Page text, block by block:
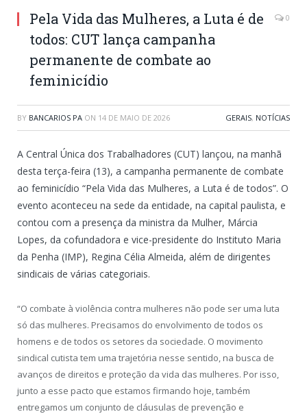
Pela Vida das Mulheres, a Luta é de
todos: CUT lança campanha
permanente de combate ao
feminicídio
0
BY BANCARIOS PA ON 14 DE MAIO DE 2026 GERAIS, NOTÍCIAS
A Central Única dos Trabalhadores (CUT) lançou, na manhã
desta terça-feira (13), a campanha permanente de combate
ao feminicídio “Pela Vida das Mulheres, a Luta é de todos”. O
evento aconteceu na sede da entidade, na capital paulista, e
contou com a presença da ministra da Mulher, Márcia
Lopes, da cofundadora e vice-presidente do Instituto Maria
da Penha (IMP), Regina Célia Almeida, além de dirigentes
sindicais de várias categoriais.
“O combate à violência contra mulheres não pode ser uma luta
só das mulheres. Precisamos do envolvimento de todos os
homens e de todos os setores da sociedade. O movimento
sindical cutista tem uma trajetória nesse sentido, na busca de
avanços de direitos e proteção da vida das mulheres. Por isso,
junto a esse pacto que estamos firmando hoje, também
entregamos um conjunto de cláusulas de prevenção e